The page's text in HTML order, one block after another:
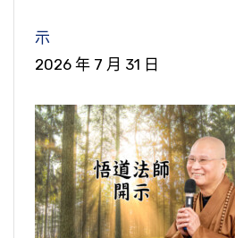
示
2026 年 7 月 31 日